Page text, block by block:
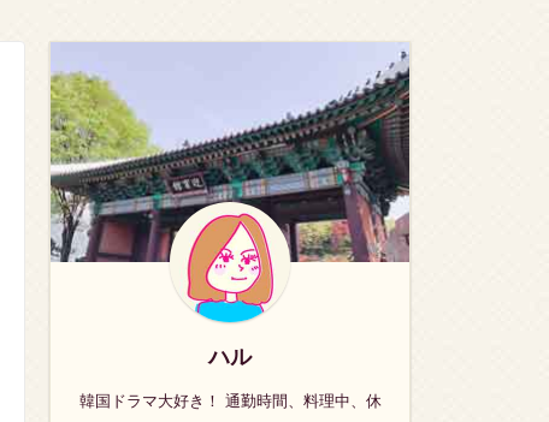
ハル
韓国ドラマ大好き！ 通勤時間、料理中、休